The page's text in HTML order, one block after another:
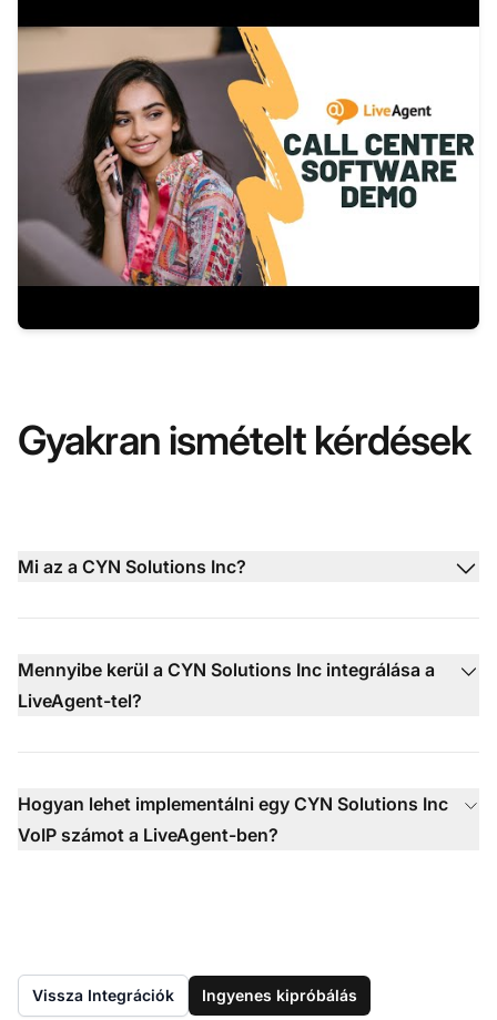
Gyakran ismételt kérdések
Mi az a CYN Solutions Inc?
Mennyibe kerül a CYN Solutions Inc integrálása a
LiveAgent-tel?
Hogyan lehet implementálni egy CYN Solutions Inc
VoIP számot a LiveAgent-ben?
Vissza Integrációk Ingyenes kipróbálás